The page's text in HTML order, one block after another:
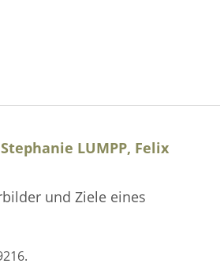
LUMPP, Felix
und Ziele eines